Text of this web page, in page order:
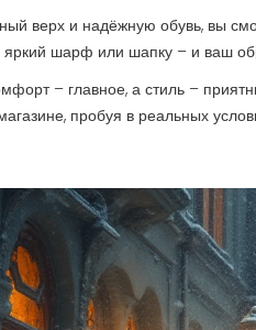
верх и надёжную обувь, вы
яркий шарф или шапку – и ваш
– главное, а стиль –
пробуя в реальных